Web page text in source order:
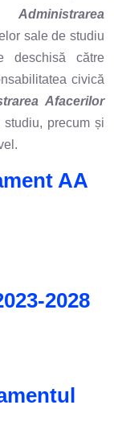
sale de studiu
deschisă către
civică
Afacerilor
precum și
AA
2028